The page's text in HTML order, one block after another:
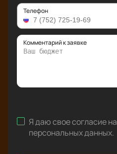
Телефон
Комментарий к заявке
Я даю свое согласие на
персональных данных.